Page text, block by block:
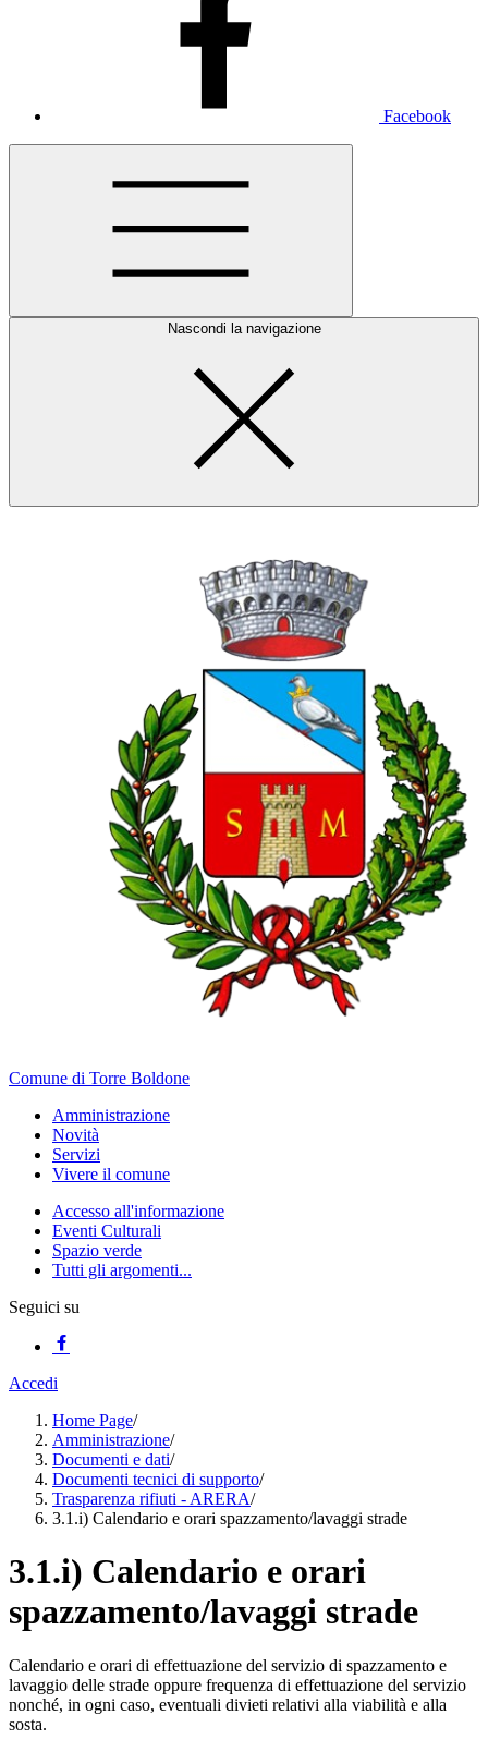
Facebook
Nascondi la navigazione
Comune di Torre Boldone
Amministrazione
Novità
Servizi
Vivere il comune
Accesso all'informazione
Eventi Culturali
Spazio verde
Tutti gli argomenti...
Seguici su
Accedi
Home Page/
Amministrazione/
Documenti e dati/
Documenti tecnici di supporto/
Trasparenza rifiuti - ARERA/
3.1.i) Calendario e orari spazzamento/lavaggi strade
3.1.i) Calendario e orari
spazzamento/lavaggi strade
Calendario e orari di effettuazione del servizio di spazzamento e
lavaggio delle strade oppure frequenza di effettuazione del servizio
nonché, in ogni caso, eventuali divieti relativi alla viabilità e alla
sosta.